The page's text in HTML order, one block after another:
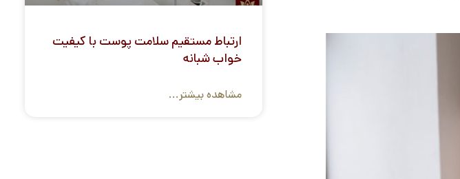
ارتباط مستقیم سلامت پوست با کیفیت
خواب شبانه
مشاهده بیشتر...